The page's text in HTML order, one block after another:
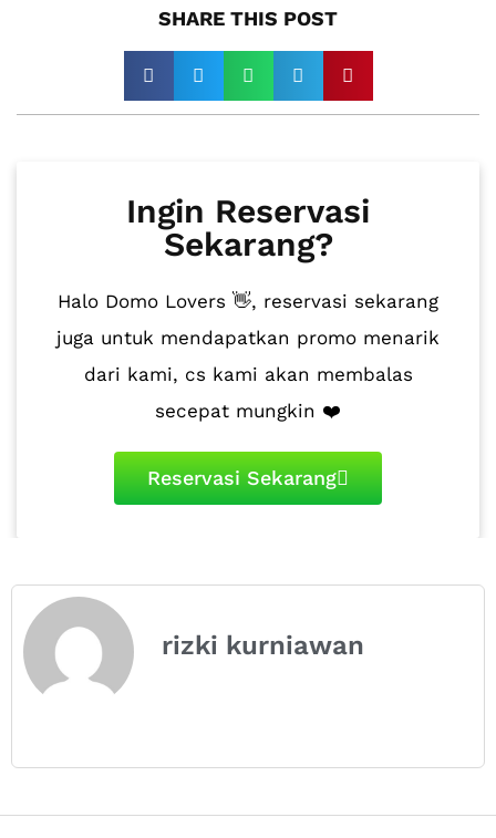
SHARE THIS POST​
Ingin Reservasi
Sekarang?
Halo Domo Lovers 👋, reservasi sekarang
juga untuk mendapatkan promo menarik
dari kami, cs kami akan membalas
secepat mungkin ❤️
Reservasi Sekarang
rizki kurniawan